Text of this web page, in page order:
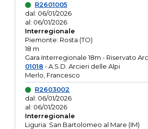
R2601005
dal: 06/01/2026
al: 06/01/2026
Interregionale
Piemonte: Rosta (TO)
18 m
Gara Interregionale 18m - Riservato
01018- A.S.D. Arcieri delle Alpi
Merlo, Francesco
R2603002
dal: 06/01/2026
al: 06/01/2026
Interregionale
Liguria: San Bartolomeo al Mare (IM)